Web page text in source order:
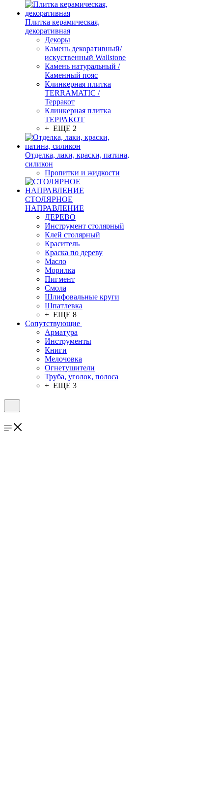
Плитка керамическая,
декоративная
Декоры
Камень декоративный/
искуственный Wallstone
Камень натуральный /
Каменный пояс
Клинкерная плитка
TERRAMATIC /
Терракот
Клинкерная плитка
ТЕРРАКОТ
+ ЕЩЕ 2
Отделка, лаки, краски, патина,
силикон
Пропитки и жидкости
СТОЛЯРНОЕ
НАПРАВЛЕНИЕ
ДЕРЕВО
Инструмент столярный
Клей столярный
Краситель
Краска по дереву
Масло
Морилка
Пигмент
Смола
Шлифовальные круги
Шпатлевка
+ ЕЩЕ 8
Сопутствующие
Арматура
Инструменты
Книги
Мелочовка
Огнетушители
Труба, уголок, полоса
+ ЕЩЕ 3